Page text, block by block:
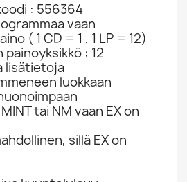
: 556364
vaan
( 1 CD = 1 , 1 LP = 12)
: 12
lisätietoja
luokkaan
tai NM vaan EX on
sillä EX on